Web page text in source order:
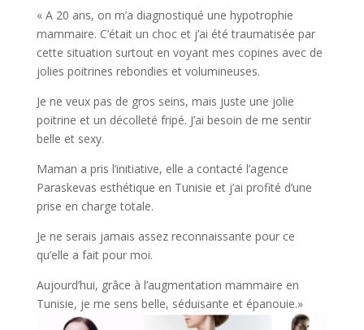
« A 20 ans, on m’a diagnostiqué une hypotrophie
mammaire. C’était un choc et j’ai été traumatisée par
cette situation surtout en voyant mes copines avec de
jolies poitrines rebondies et volumineuses.
Je ne veux pas de gros seins, mais juste une jolie
poitrine et un décolleté fripé. J’ai besoin de me sentir
belle et sexy.
Maman a pris l’initiative, elle a contacté l’agence
Paraskevas esthétique en Tunisie et j’ai profité d’une
prise en charge totale.
Je ne serais jamais assez reconnaissante pour ce
qu’elle a fait pour moi.
Aujourd’hui, grâce à l’augmentation mammaire en
Tunisie, je me sens belle, séduisante et épanouie.»